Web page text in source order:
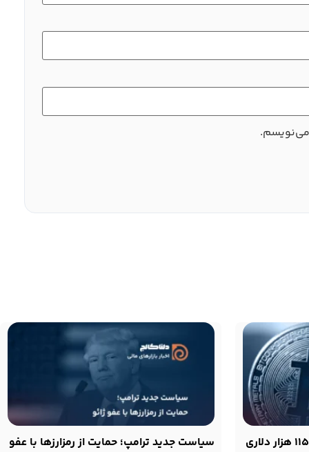
می‌نویسم.
سیاست جدید ترامپ؛ حمایت از رمزارزها با عفو